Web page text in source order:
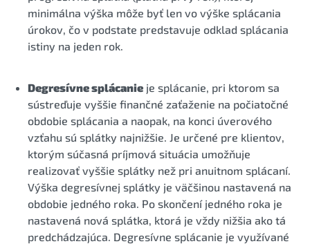
minimálna výška môže byť len vo výške splácania
úrokov, čo v podstate predstavuje odklad splácania
istiny na jeden rok.
Degresívne splácanie je splácanie, pri ktorom sa
sústreďuje vyššie finančné zaťaženie na počiatočné
obdobie splácania a naopak, na konci úverového
vzťahu sú splátky najnižšie. Je určené pre klientov,
ktorým súčasná príjmová situácia umožňuje
realizovať vyššie splátky než pri anuitnom splácaní.
Výška degresívnej splátky je väčšinou nastavená na
obdobie jedného roka. Po skončení jedného roka je
nastavená nová splátka, ktorá je vždy nižšia ako tá
predchádzajúca. Degresívne splácanie je využívané